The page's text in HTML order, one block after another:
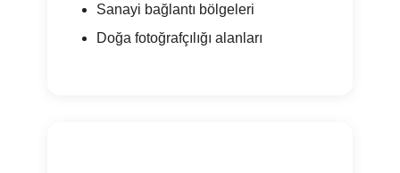
Sanayi bağlantı bölgeleri
Doğa fotoğrafçılığı alanları